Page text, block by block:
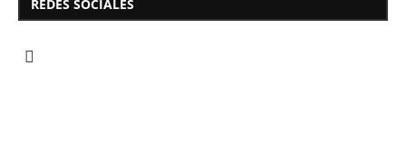
REDES SOCIALES